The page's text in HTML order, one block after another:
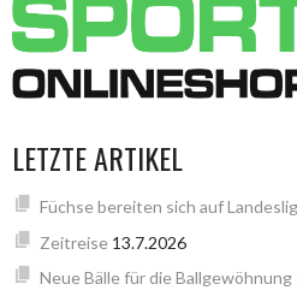
LETZTE ARTIKEL
Füchse bereiten sich auf
Zeitreise 13.7.2026
Neue Bälle für die Ballgewöhnung